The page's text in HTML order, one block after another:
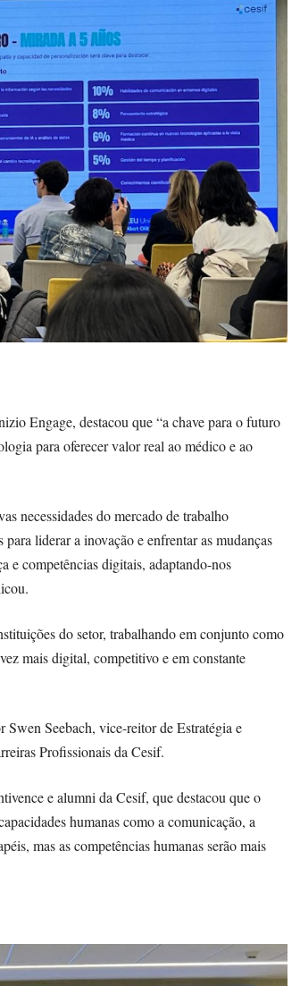
Engage, destacou que “a chave para o futuro
para oferecer valor real ao médico e ao
necessidades do mercado de trabalho
liderar a inovação e enfrentar as mudanças
e competências digitais, adaptando-nos
do setor, trabalhando em conjunto como
mais digital, competitivo e em constante
Seebach, vice-reitor de Estratégia e
Profissionais da Cesif.
e alumni da Cesif, que destacou que o
humanas como a comunicação, a
mas as competências humanas serão mais